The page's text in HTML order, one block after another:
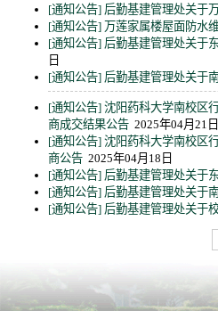
[通知公告] 后勤基建管理处关于
[通知公告] 万莲家属楼屋面防水
[通知公告] 后勤基建管理处关于
日
[通知公告] 后勤基建管理处关于
[通知公告] 沈阳药科大学南校区
商成交结果公告 2025年04月21日
[通知公告] 沈阳药科大学南校区
商公告 2025年04月18日
[通知公告] 后勤基建管理处关于
[通知公告] 后勤基建管理处关于
[通知公告] 后勤基建管理处关于